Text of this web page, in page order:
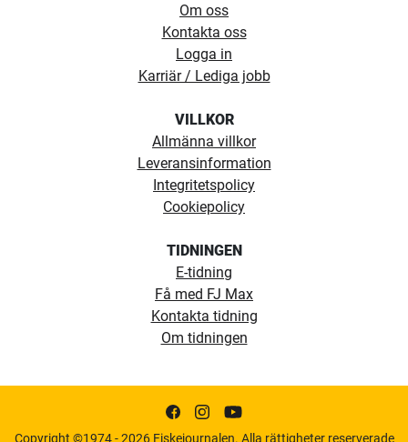
Om oss
Kontakta oss
Logga in
Karriär / Lediga jobb
VILLKOR
Allmänna villkor
Leveransinformation
Integritetspolicy
Cookiepolicy
TIDNINGEN
E-tidning
Få med FJ Max
Kontakta tidning
Om tidningen
Copyright ©1974 - 2026 Fiskejournalen. Alla rättigheter reserverade